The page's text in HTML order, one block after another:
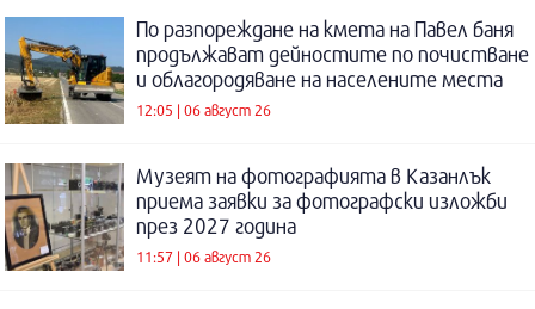
По разпореждане на кмета на Павел баня
продължават дейностите по почистване
и облагородяване на населените места
12:05 | 06 август 26
Музеят на фотографията в Казанлък
приема заявки за фотографски изложби
през 2027 година
11:57 | 06 август 26